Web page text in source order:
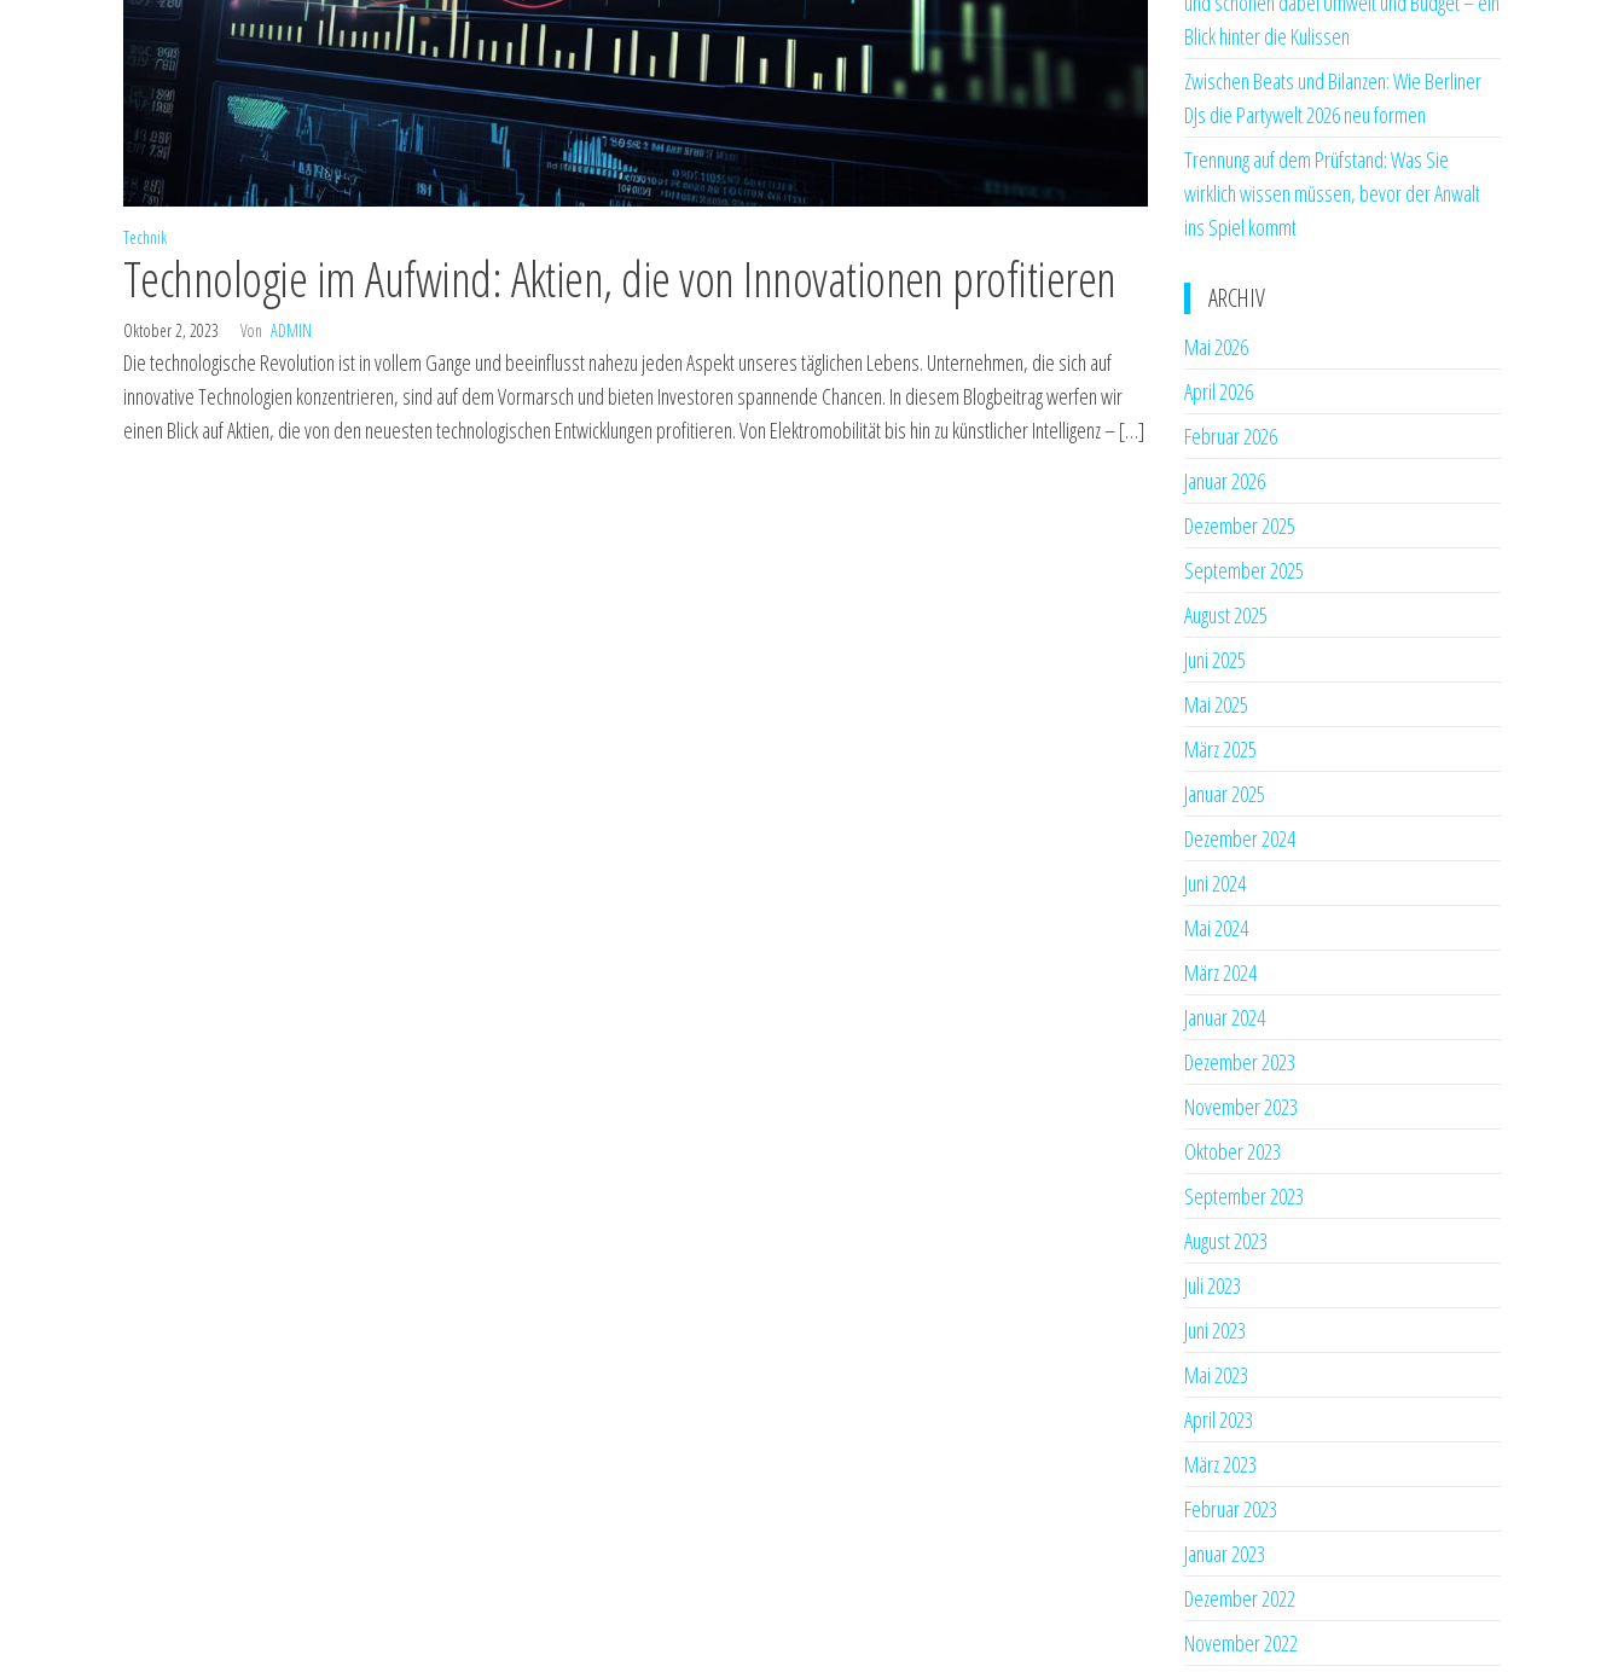
Technik
Technologie im Aufwind: Aktien, die von Innovationen profitieren
Oktober 2, 2023 Von ADMIN
Die technologische Revolution ist in vollem Gange und beeinflusst nahezu jeden Aspekt unseres täglichen Lebens. Unternehmen, die sich auf
innovative Technologien konzentrieren, sind auf dem Vormarsch und bieten Investoren spannende Chancen. In diesem Blogbeitrag werfen wir
einen Blick auf Aktien, die von den neuesten technologischen Entwicklungen profitieren. Von Elektromobilität bis hin zu künstlicher Intelligenz – […]
Blick hinter die Kulissen
Zwischen Beats und Bilanzen: Wie Berliner
DJs die Partywelt 2026 neu formen
Trennung auf dem Prüfstand: Was Sie
wirklich wissen müssen, bevor der Anwalt
ins Spiel kommt
ARCHIV
Mai 2026
April 2026
Februar 2026
Januar 2026
Dezember 2025
September 2025
August 2025
Juni 2025
Mai 2025
März 2025
Januar 2025
Dezember 2024
Juni 2024
Mai 2024
März 2024
Januar 2024
Dezember 2023
November 2023
Oktober 2023
September 2023
August 2023
Juli 2023
Juni 2023
Mai 2023
April 2023
März 2023
Februar 2023
Januar 2023
Dezember 2022
November 2022